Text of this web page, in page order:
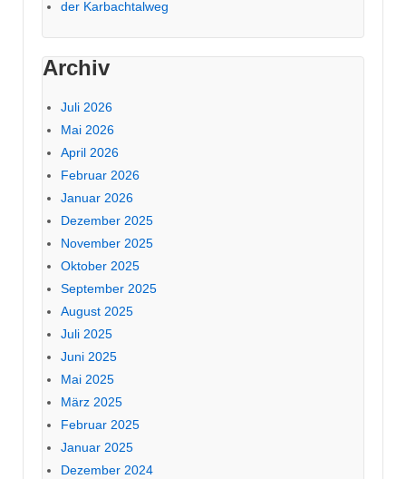
der Karbachtalweg
Archiv
Juli 2026
Mai 2026
April 2026
Februar 2026
Januar 2026
Dezember 2025
November 2025
Oktober 2025
September 2025
August 2025
Juli 2025
Juni 2025
Mai 2025
März 2025
Februar 2025
Januar 2025
Dezember 2024